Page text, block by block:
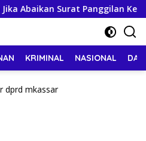
Surat Panggilan Kedua
KRIMINAL NASIONAL